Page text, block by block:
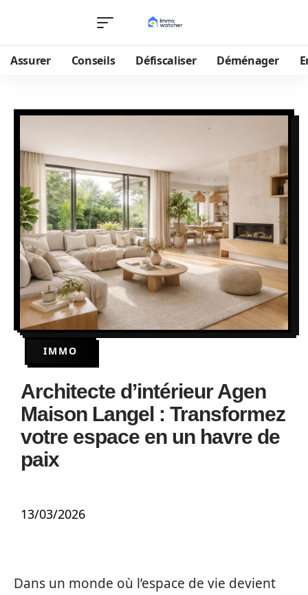
Assurer Conseils Défiscaliser Déménager
IMMO
Architecte d’intérieur Agen
Maison Langel : Transformez
votre espace en un havre de
paix
13/03/2026
Dans un monde où l’espace de vie devient